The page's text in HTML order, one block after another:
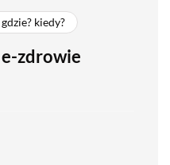
kiedy?
e-zdrowie